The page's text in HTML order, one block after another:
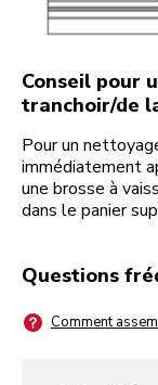
Conseil pour
tranchoir/de
Pour un
immédiatement
une brosse à
dans le panier
Questions
Comment